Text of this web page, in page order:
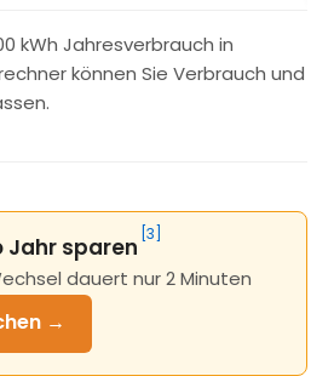
kWh Jahresverbrauch in
können Sie Verbrauch und
Jahr sparen [3]
dauert nur 2 Minuten
→